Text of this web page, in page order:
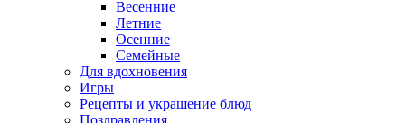
Весенние
Летние
Осенние
Семейные
Для вдохновения
Игры
Рецепты и украшение блюд